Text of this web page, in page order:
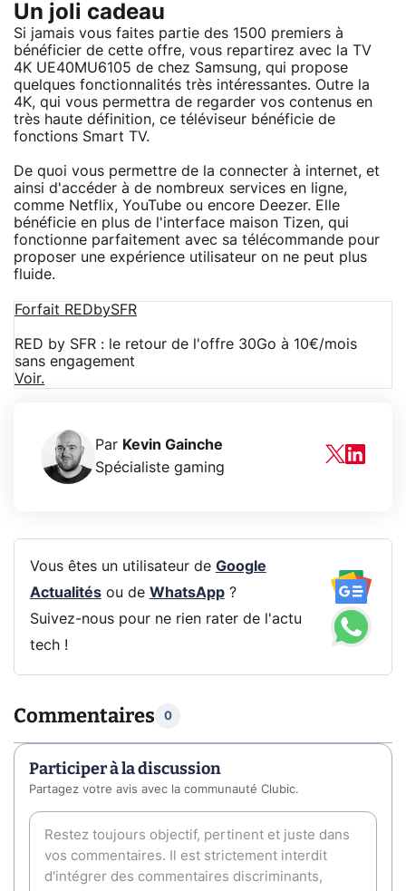
Un joli cadeau
Si jamais vous faites partie des 1500 premiers à
bénéficier de cette offre, vous repartirez avec la TV
4K UE40MU6105 de chez Samsung, qui propose
quelques fonctionnalités très intéressantes. Outre la
4K, qui vous permettra de regarder vos contenus en
très haute définition, ce téléviseur bénéficie de
fonctions Smart TV.
De quoi vous permettre de la connecter à internet, et
ainsi d'accéder à de nombreux services en ligne,
comme Netflix, YouTube ou encore Deezer. Elle
bénéficie en plus de l'interface maison Tizen, qui
fonctionne parfaitement avec sa télécommande pour
proposer une expérience utilisateur on ne peut plus
fluide.
Forfait REDbySFR
RED by SFR : le retour de l'offre 30Go à 10€/mois
sans engagement
Voir.
Par Kevin Gainche
Spécialiste gaming
Vous êtes un utilisateur de Google
Actualitésou de WhatsApp?
Suivez-nous pour ne rien rater de l'actu
tech !
Commentaires 0
Participer à la discussion
Partagez votre avis avec la communauté Clubic.